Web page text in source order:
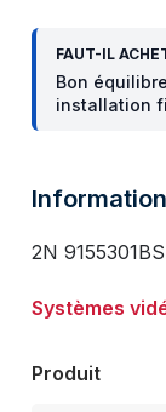
FAUT-IL
Bon
installation
2N
Systèmes
Produit